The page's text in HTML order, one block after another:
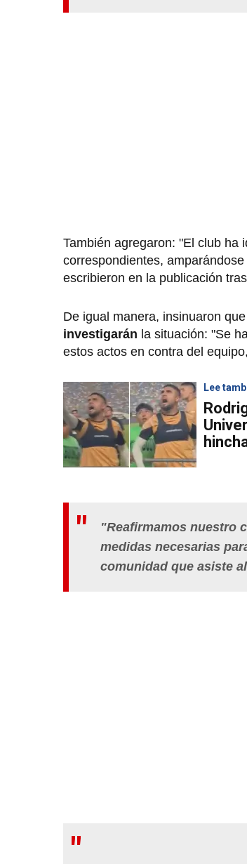
También agregaron: "El club ha
correspondientes,
escribieron en la publicación
De igual manera, insinuaron que
investigarán la situación: "Se
estos actos en contra del
Lee
"Reafirmamos nuestro
medidas necesarias
comunidad que asiste